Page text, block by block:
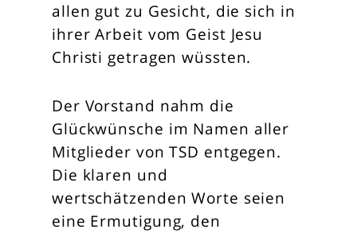
allen gut zu Gesicht, die sich in
ihrer Arbeit vom Geist Jesu
Christi getragen wüssten.
Der Vorstand nahm die
Glückwünsche im Namen aller
Mitglieder von TSD entgegen.
Die klaren und
wertschätzenden Worte seien
eine Ermutigung, den